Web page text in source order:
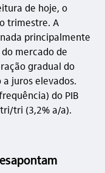
de hoje, o
trimestre. A
principalmente
mercado de
gradual do
juros elevados.
do PIB
tri (3,2% a/a).